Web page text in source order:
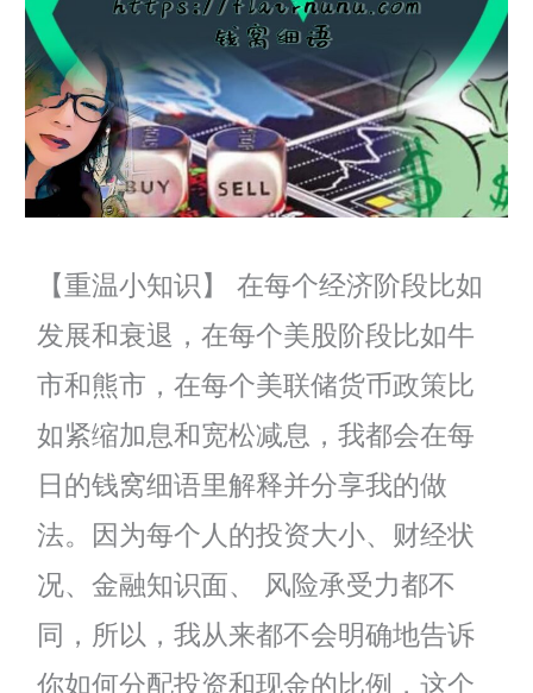
【重温小知识】 在每个经济阶段比如
发展和衰退，在每个美股阶段比如牛
市和熊市，在每个美联储货币政策比
如紧缩加息和宽松减息，我都会在每
日的钱窝细语里解释并分享我的做
法。因为每个人的投资大小、财经状
况、金融知识面、 风险承受力都不
同，所以，我从来都不会明确地告诉
你如何分配投资和现金的比例，这个